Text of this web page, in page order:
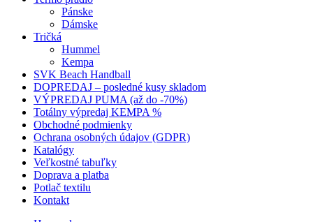
Pánske
Dámske
Tričká
Hummel
Kempa
SVK Beach Handball
DOPREDAJ – posledné kusy skladom
VÝPREDAJ PUMA (až do -70%)
Totálny výpredaj KEMPA %
Obchodné podmienky
Ochrana osobných údajov (GDPR)
Katalógy
Veľkostné tabuľky
Doprava a platba
Potlač textilu
Kontakt